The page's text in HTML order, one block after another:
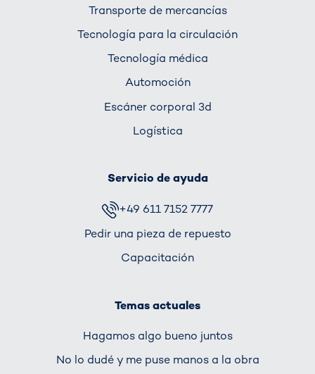
Transporte de mercancías
Tecnología para la circulación
Tecnología médica
Automoción
Escáner corporal 3d
Logística
Servicio de ayuda
+49 611 7152 7777
Pedir una pieza de repuesto
Capacitación
Temas actuales
Hagamos algo bueno juntos
No lo dudé y me puse manos a la obra